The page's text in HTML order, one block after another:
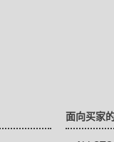
面向买家